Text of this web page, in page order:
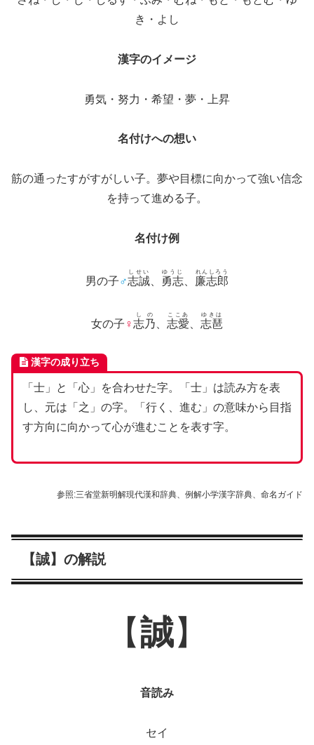
き・よし
漢字のイメージ
勇気・努力・希望・夢・上昇
名付けへの想い
筋の通ったすがすがしい子。夢や目標に向かって強い信念
を持って進める子。
名付け例
男の子♂志誠
しせい
勇志
ゆうじ
廉志郎
れんしろう
女の子 ♀志乃
しの
志愛
ここあ
志琶
ゆきは
漢字の成り立ち
「士」と「心」を合わせた字。「士」は読み方を表
し、元は「之」の字。「行く、進む」の意味から目指
す方向に向かって心が進むことを表す字。
参照:三省堂新明解現代漢和辞典、例解小学漢字辞典、命名ガイド
【誠】の解説
【誠】
音読み
セイ